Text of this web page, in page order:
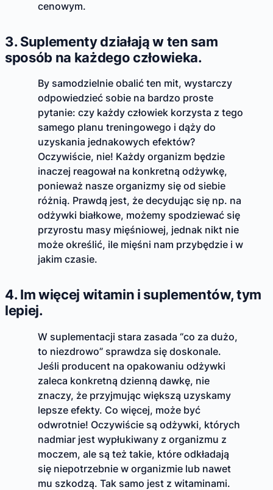
cenowym.
3. Suplementy działają w ten sam
sposób na każdego człowieka.
By samodzielnie obalić ten mit, wystarczy
odpowiedzieć sobie na bardzo proste
pytanie: czy każdy człowiek korzysta z tego
samego planu treningowego i dąży do
uzyskania jednakowych efektów?
Oczywiście, nie! Każdy organizm będzie
inaczej reagował na konkretną odżywkę,
ponieważ nasze organizmy się od siebie
różnią. Prawdą jest, że decydując się np. na
odżywki białkowe, możemy spodziewać się
przyrostu masy mięśniowej, jednak nikt nie
może określić, ile mięśni nam przybędzie i w
jakim czasie.
4. Im więcej witamin i suplementów, tym
lepiej.
W suplementacji stara zasada “co za dużo,
to niezdrowo” sprawdza się doskonale.
Jeśli producent na opakowaniu odżywki
zaleca konkretną dzienną dawkę, nie
znaczy, że przyjmując większą uzyskamy
lepsze efekty. Co więcej, może być
odwrotnie! Oczywiście są odżywki, których
nadmiar jest wypłukiwany z organizmu z
moczem, ale są też takie, które odkładają
się niepotrzebnie w organizmie lub nawet
mu szkodzą. Tak samo jest z witaminami.